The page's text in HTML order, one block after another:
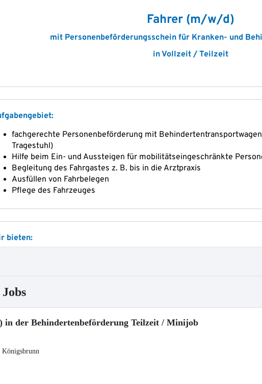
der Behindertenbeförderung Teilzeit / Minijob
Königsbrunn